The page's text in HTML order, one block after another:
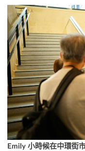
Emily 小時候在中環街